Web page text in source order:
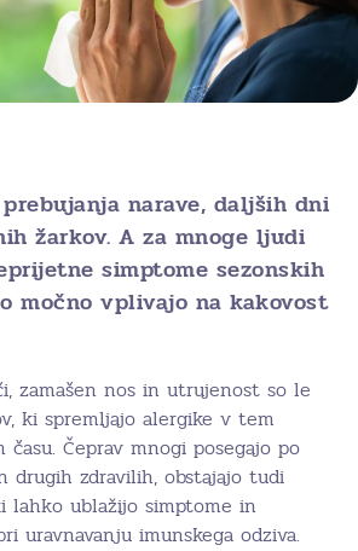
narave, daljših dni
žarkov. A za mnoge ljudi
simptome sezonskih
močno vplivajo na kakovost
zamašen nos in utrujenost so le
ki spremljajo alergike v tem
Čeprav mnogi posegajo po
drugih zdravilih, obstajajo tudi
lahko ublažijo simptome in
uravnavanju imunskega odziva.